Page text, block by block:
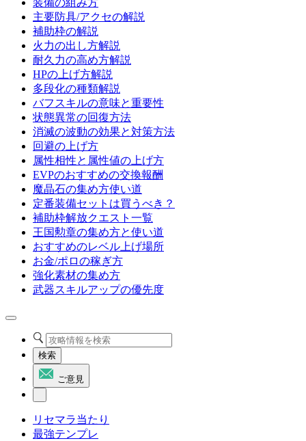
装備の組み方
主要防具/アクセの解説
補助枠の解説
火力の出し方解説
耐久力の高め方解説
HPの上げ方解説
多段化の種類解説
バフスキルの意味と重要性
状態異常の回復方法
消滅の波動の効果と対策方法
回避の上げ方
属性相性と属性値の上げ方
EVPのおすすめの交換報酬
魔晶石の集め方使い道
定番装備セットは買うべき？
補助枠解放クエスト一覧
王国勲章の集め方と使い道
おすすめのレベル上げ場所
お金/ポロの稼ぎ方
強化素材の集め方
武器スキルアップの優先度
検索
ご意見
リセマラ当たり
最強テンプレ